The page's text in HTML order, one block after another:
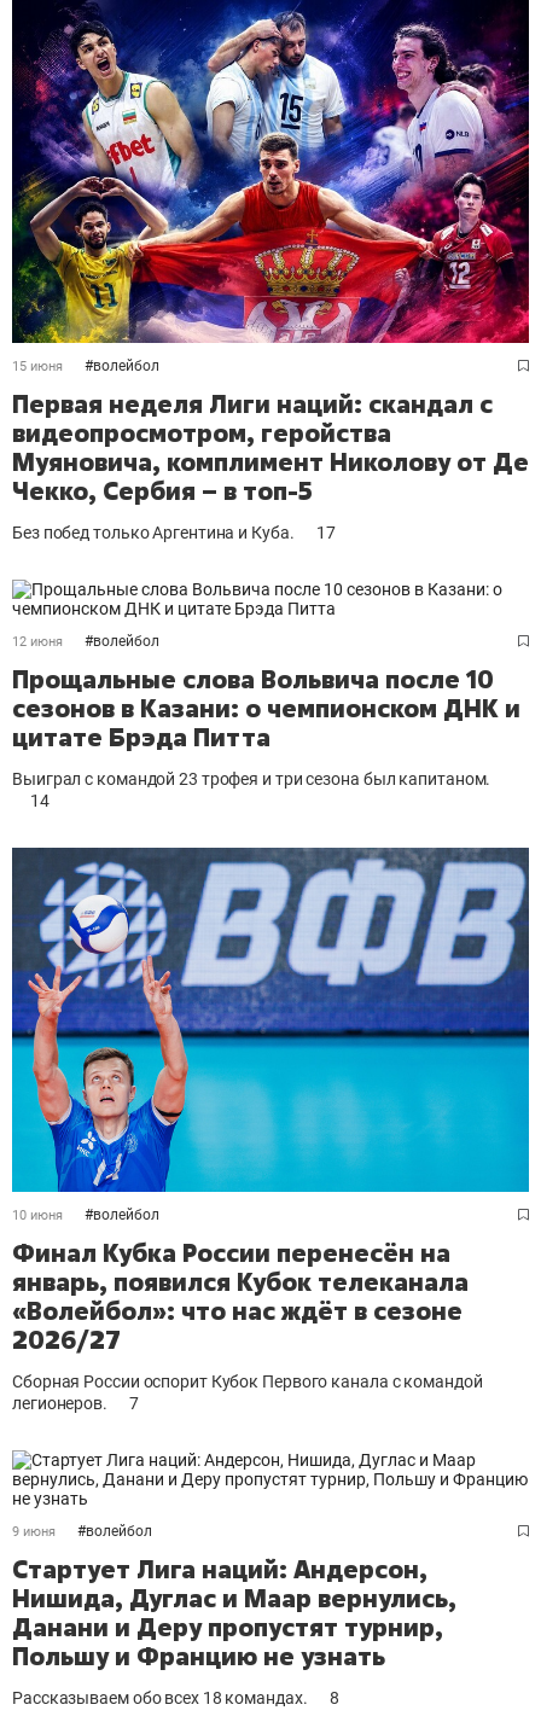
15 июня #волейбол
Первая неделя Лиги наций: скандал с
видеопросмотром, геройства
Муяновича, комплимент Николову от Де
Чекко, Сербия – в топ-5
Без побед только Аргентина и Куба. 17
12 июня #волейбол
Прощальные слова Вольвича после 10
сезонов в Казани: о чемпионском ДНК и
цитате Брэда Питта
Выиграл с командой 23 трофея и три сезона был капитаном.
14
10 июня #волейбол
Финал Кубка России перенесён на
январь, появился Кубок телеканала
«Волейбол»: что нас ждёт в сезоне
2026/27
Сборная России оспорит Кубок Первого канала с командой
легионеров.
7
9 июня #волейбол
Стартует Лига наций: Андерсон,
Нишида, Дуглас и Маар вернулись,
Данани и Деру пропустят турнир,
Польшу и Францию не узнать
Рассказываем обо всех 18 командах. 8